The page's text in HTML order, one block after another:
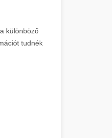
különböző
tudnék